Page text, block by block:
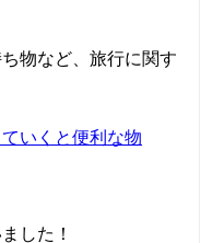
物など、旅行に関す
いくと便利な物
した！